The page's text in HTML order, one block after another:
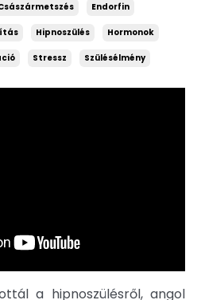
Endorfin
Hipnoszülés Hormonok
Stressz Szülésélmény
a hipnoszülésről, angol